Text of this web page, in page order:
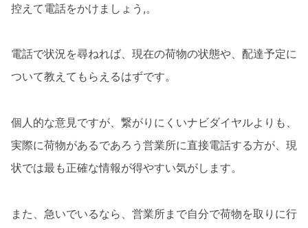
控えて電話をかけましょう,。
電話で状況を尋ねれば、現在の荷物の状態や、配達予定に
ついて教えてもらえるはずです。
個人的な意見ですが、繋がりにくいナビダイヤルよりも、
実際に荷物があるであろう営業所に直接電話する方が、現
状では最も正確な情報が得やすい気がします。
また、急いでいるなら、営業所まで自分で荷物を取りに行